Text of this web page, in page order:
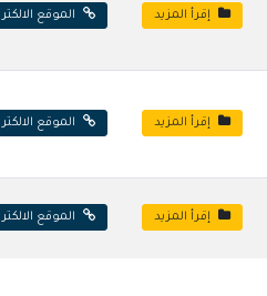
إقرأ المزيد الموقع
إقرأ المزيد الموقع
إقرأ المزيد الموقع